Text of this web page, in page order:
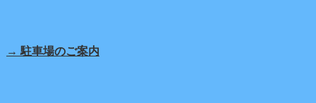
→ 駐車場のご案内